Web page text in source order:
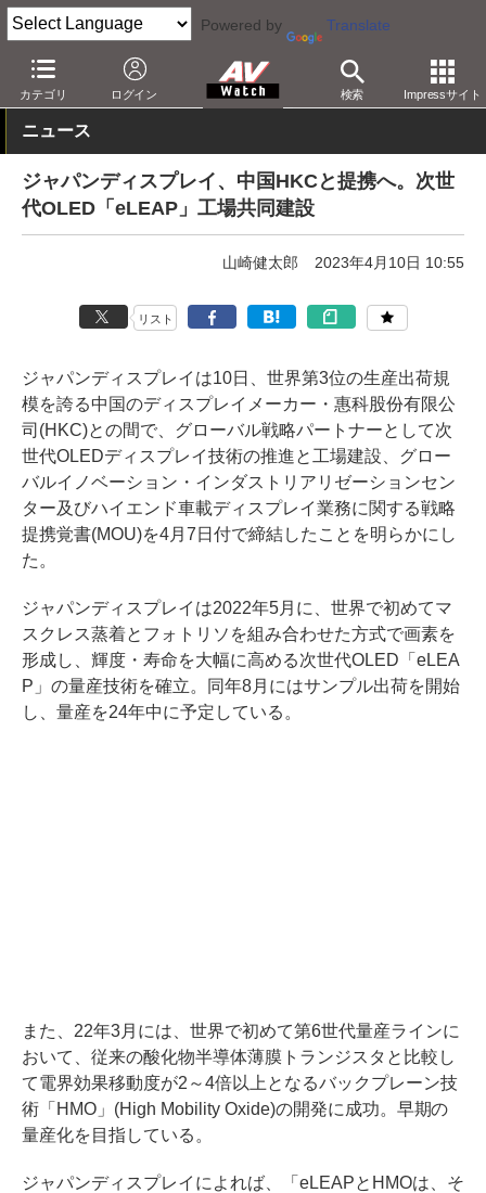
Powered by Translate
カテゴリ ログイン 検索 Impressサイト
AV Watch 動向 業界動向 経営/IR
ニュース
ジャパンディスプレイ、中国HKCと提携へ。次世
代OLED「eLEAP」工場共同建設
山崎健太郎 2023年4月10日 10:55
リスト
ジャパンディスプレイは10日、世界第3位の生産出荷規
模を誇る中国のディスプレイメーカー・惠科股份有限公
司(HKC)との間で、グローバル戦略パートナーとして次
世代OLEDディスプレイ技術の推進と工場建設、グロー
バルイノベーション・インダストリアリゼーションセン
ター及びハイエンド車載ディスプレイ業務に関する戦略
提携覚書(MOU)を4月7日付で締結したことを明らかにし
た。
ジャパンディスプレイは2022年5月に、世界で初めてマ
スクレス蒸着とフォトリソを組み合わせた方式で画素を
形成し、輝度・寿命を大幅に高める次世代OLED「eLEA
P」の量産技術を確立。同年8月にはサンプル出荷を開始
し、量産を24年中に予定している。
また、22年3月には、世界で初めて第6世代量産ラインに
おいて、従来の酸化物半導体薄膜トランジスタと比較し
て電界効果移動度が2～4倍以上となるバックプレーン技
術「HMO」(High Mobility Oxide)の開発に成功。早期の
量産化を目指している。
ジャパンディスプレイによれば、「eLEAPとHMOは、そ